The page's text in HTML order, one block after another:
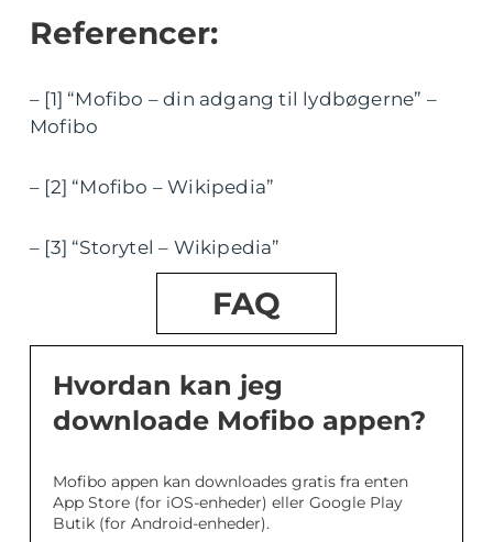
Referencer:
– [1] “Mofibo – din adgang til lydbøgerne” –
Mofibo
– [2] “Mofibo – Wikipedia”
– [3] “Storytel – Wikipedia”
FAQ
Hvordan kan jeg
downloade Mofibo appen?
Mofibo appen kan downloades gratis fra enten
App Store (for iOS-enheder) eller Google Play
Butik (for Android-enheder).